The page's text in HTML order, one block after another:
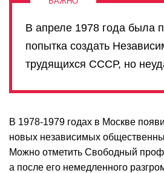
В апреле 1978 года была
попытка создать
трудящихся СССР, но
В 1978-1979 годах в Москве
новых независимых
Можно отметить Свободный
а после его немедленного